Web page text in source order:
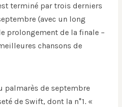
terminé par trois derniers
(avec un long
prolongement de la finale –
chansons de
palmarès de septembre
de Swift, dont la n°1. «